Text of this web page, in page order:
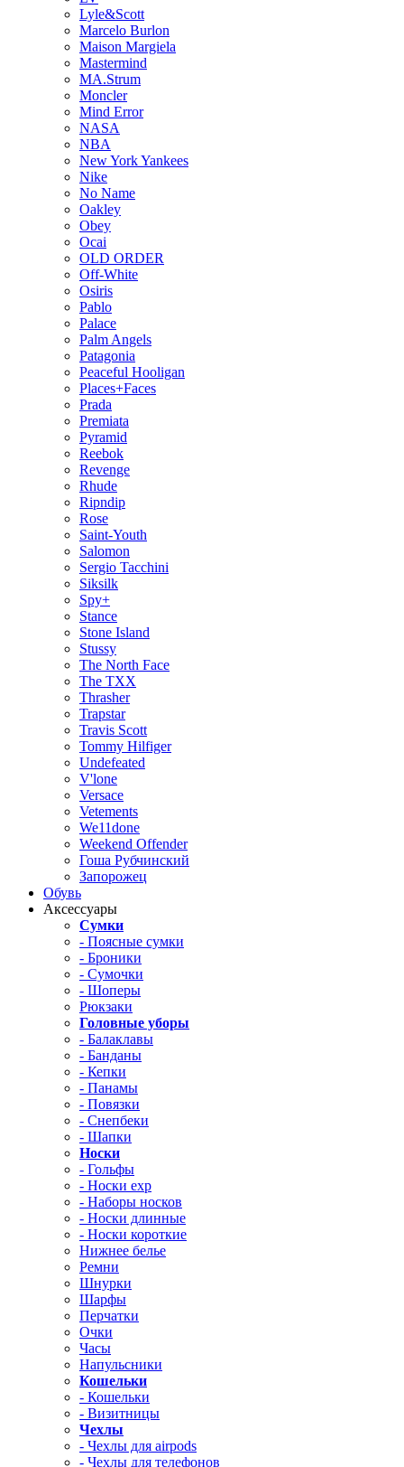
Lyle&Scott
Marcelo Burlon
Maison Margiela
Mastermind
MA.Strum
Moncler
Mind Error
NASA
NBA
New York Yankees
Nike
No Name
Oakley
Obey
Ocai
OLD ORDER
Off-White
Osiris
Pablo
Palace
Palm Angels
Patagonia
Peaceful Hooligan
Places+Faces
Prada
Premiata
Pyramid
Reebok
Revenge
Rhude
Ripndip
Rose
Saint-Youth
Salomon
Sergio Tacchini
Siksilk
Spy+
Stance
Stone Island
Stussy
The North Face
The TXX
Thrasher
Trapstar
Travis Scott
Tommy Hilfiger
Undefeated
V'lone
Versace
Vetements
We11done
Weekend Offender
Гоша Рубчинский
Запорожец
Обувь
Аксессуары
Сумки
- Поясные сумки
- Броники
- Сумочки
- Шоперы
Рюкзаки
Головные уборы
- Балаклавы
- Банданы
- Кепки
- Панамы
- Повязки
- Снепбеки
- Шапки
Носки
- Гольфы
- Носки exp
- Наборы носков
- Носки длинные
- Носки короткие
Нижнее белье
Ремни
Шнурки
Шарфы
Перчатки
Очки
Часы
Напульсники
Кошельки
- Кошельки
- Визитницы
Чехлы
- Чехлы для airpods
- Чехлы для телефонов